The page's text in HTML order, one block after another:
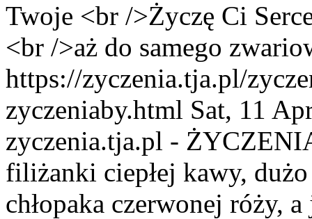
Twoje <br />Życzę Ci
<br />aż do samego
https://zyczenia.tja.pl/
zyczeniaby.html Sat, 11
zyczenia.tja.pl -
filiżanki ciepłej kawy,
chłopaka czerwonej róży,